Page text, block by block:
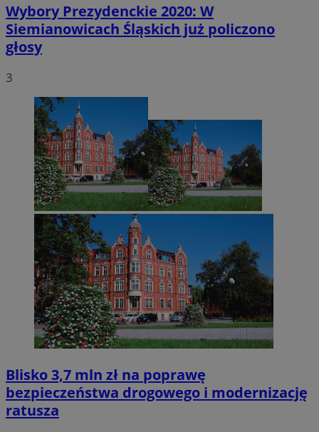
Wybory Prezydenckie 2020: W
Siemianowicach Śląskich już policzono
głosy
3
Blisko 3,7 mln zł na poprawę
bezpieczeństwa drogowego i modernizację
ratusza